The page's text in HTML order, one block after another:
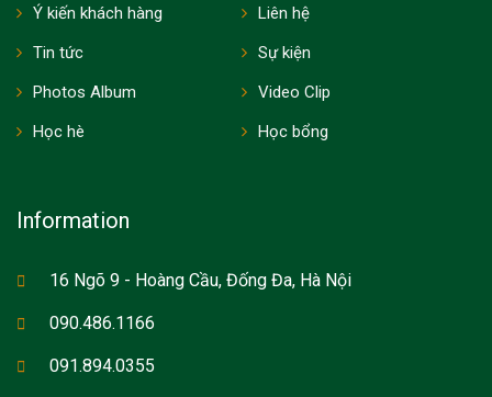
Ý kiến khách hàng
Liên hệ
Tin tức
Sự kiện
Photos Album
Video Clip
Học hè
Học bổng
Information
16 Ngõ 9 - Hoàng Cầu, Đống Đa, Hà Nội
090.486.1166
091.894.0355